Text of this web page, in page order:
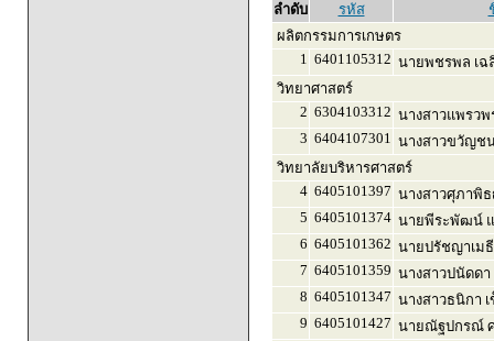
ลำดับ รหัส
ผลิตกรรมการเกษตร
1 6401105312 นายพชรพล เ
วิทยาศาสตร์
2 6304103312 นางสาวแพรว
3 6404107301 นางสาวขวัญช
วิทยาลัยบริหารศาสตร์
4 6405101397 นางสาวศุภาพิ
5 6405101374 นายพีระพัฒน์
6 6405101362 นายปรัชญาเม
7 6405101359 นางสาวปนัดด
8 6405101347 นางสาวธนิกา
9 6405101427 นายณัฐปกรณ์